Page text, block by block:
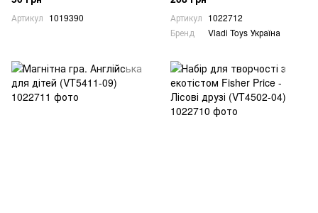
Артикул 1019390 Артикул 1022712
Бренд
Vladi Toys Україна